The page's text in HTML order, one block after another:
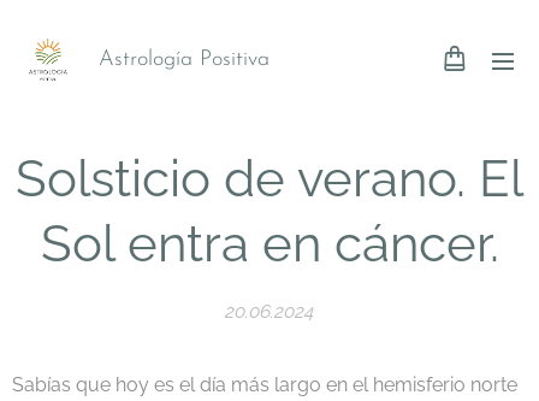
Astrología Positiva
Solsticio de verano. El
Sol entra en cáncer.
20.06.2024
Sabías que hoy es el día más largo en el hemisferio norte